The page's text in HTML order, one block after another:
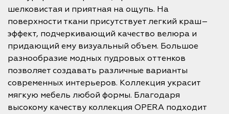
шелковистая и приятная на ощупь. На
поверхности ткани присутствует легкий краш–
эффект, подчеркивающий качество велюра и
придающий ему визуальный объем. Большое
разнообразие модных пудровых оттенков
позволяет создавать различные варианты
современных интерьеров. Коллекция украсит
мягкую мебель любой формы. Благодаря
высокому качеству коллекция OPERA подходит